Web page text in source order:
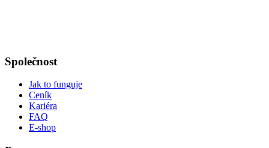
Společnost
Jak to funguje
Ceník
Kariéra
FAQ
E-shop